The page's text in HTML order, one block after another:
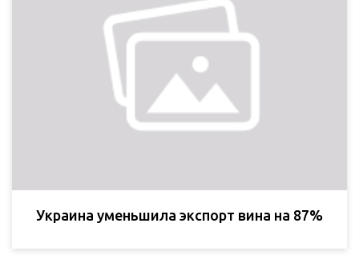
Украина уменьшила экспорт вина на 87%